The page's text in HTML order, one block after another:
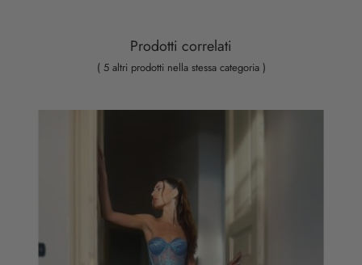
Prodotti correlati
( 5 altri prodotti nella stessa categoria )